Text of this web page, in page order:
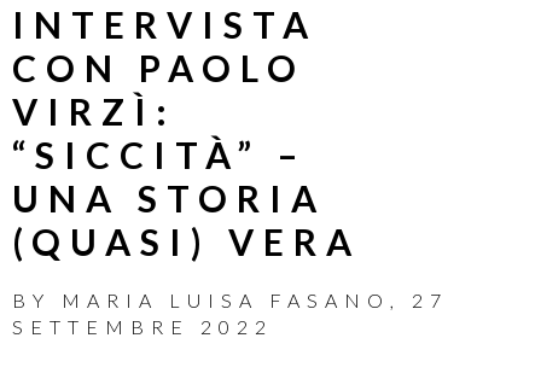
INTERVISTA
CON PAOLO
VIRZÌ:
“SICCITÀ” –
UNA STORIA
(QUASI) VERA
BY MARIA LUISA FASANO
27
SETTEMBRE 2022